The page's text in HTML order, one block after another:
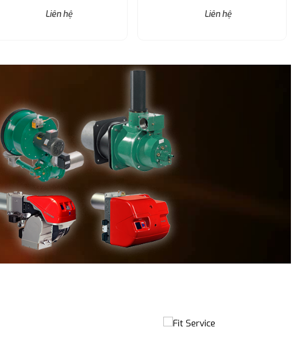
Liên hệ Liên hệ